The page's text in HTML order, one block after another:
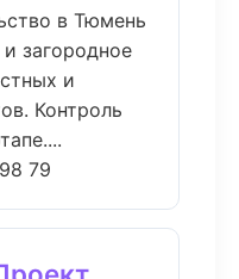
в Тюмень
загородное
и
Контроль
79